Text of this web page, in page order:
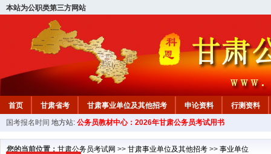
本站为公职类第三方网站
首页 甘肃省考 甘肃事业单位及其他招考 申论资料
行测资料
国考报名时间 地方站: 公务员教材中心：2026年甘肃公务员考试用书
您的当前位置： 甘肃公务员考试网 >> 甘肃事业单位及其他招考 >> 事业单位